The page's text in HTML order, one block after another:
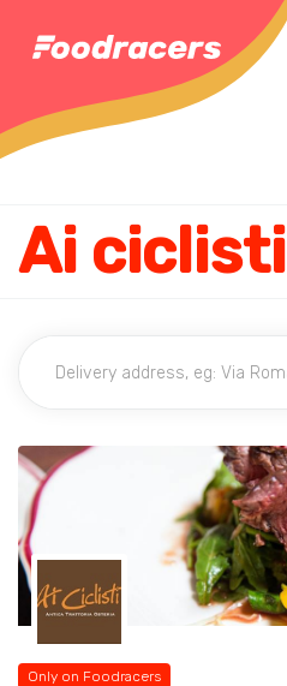
Ai ciclisti
Only on Foodracers